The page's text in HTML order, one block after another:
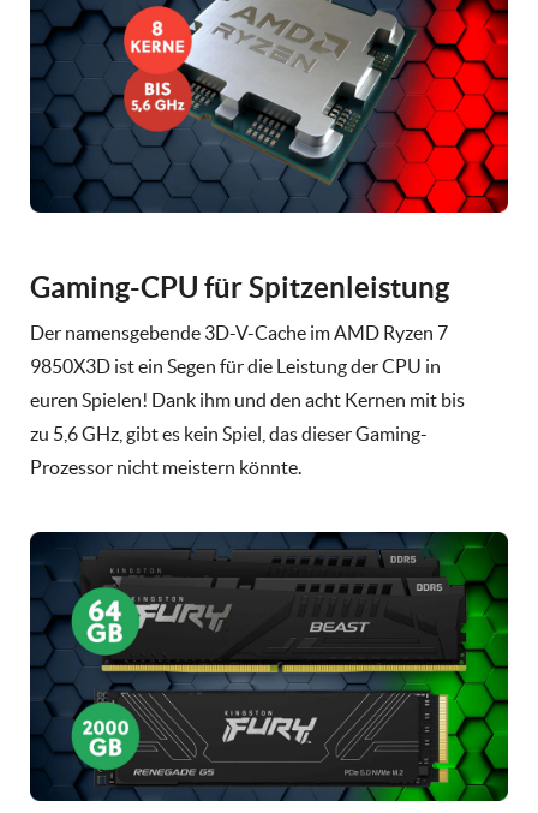
Gaming-CPU für Spitzenleistung
Der namensgebende 3D-V-Cache im AMD Ryzen 7
9850X3D ist ein Segen für die Leistung der CPU in
euren Spielen! Dank ihm und den acht Kernen mit bis
zu 5,6 GHz, gibt es kein Spiel, das dieser Gaming-
Prozessor nicht meistern könnte.